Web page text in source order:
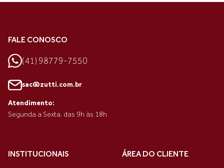
FALE CONOSCO
(41) 98779-7550
sac@zutti.com.br
Atendimento:
Segunda a Sexta. das 9h às 18h
INSTITUCIONAIS ÁREA DO CLIENTE